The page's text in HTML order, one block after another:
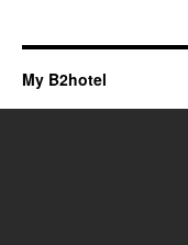
My B2hotel